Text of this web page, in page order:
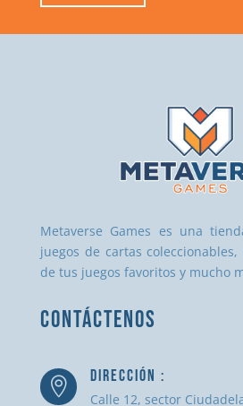
Metaverse Games es una
juegos de cartas
de tus juegos favoritos y mucho
CONTÁCTENOS
 DIRECCIÓN :
Calle 12, sector